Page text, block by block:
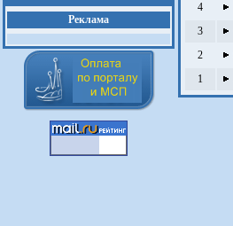
Реклама
4
3
2
1